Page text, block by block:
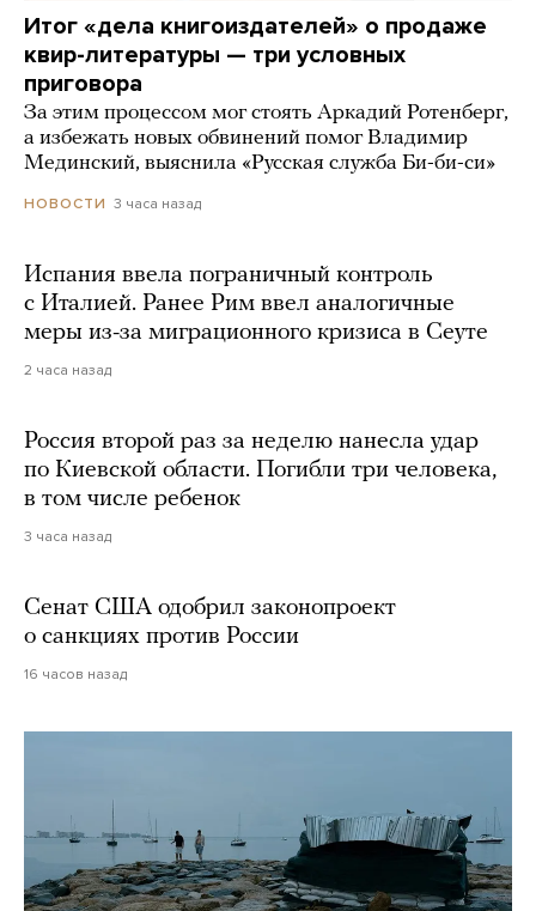
Итог «дела книгоиздателей» о продаже
квир-литературы — три условных
приговора
За этим процессом мог стоять Аркадий Ротенберг,
а избежать новых обвинений помог Владимир
Мединский, выяснила «Русская служба Би-би-си»
НОВОСТИ 3 часа назад
Испания ввела пограничный контроль
с Италией. Ранее Рим ввел аналогичные
меры из-за миграционного кризиса в Сеуте
2 часа назад
Россия второй раз за неделю нанесла удар
по Киевской области. Погибли три человека,
в том числе ребенок
3 часа назад
Сенат США одобрил законопроект
о санкциях против России
16 часов назад